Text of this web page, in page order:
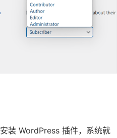
安装 WordPress 插件，系统就